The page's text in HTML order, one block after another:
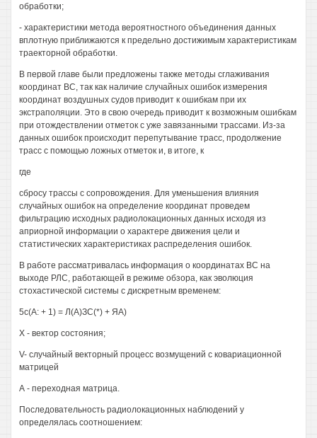
обработки;
- характеристики метода вероятностного объединения данных
вплотную приближаются к предельно достижимым характеристикам
траекторной обработки.
В первой главе были предложены также методы сглаживания
координат ВС, так как наличие случайных ошибок измерения
координат воздушных судов приводит к ошибкам при их
экстраполяции. Это в свою очередь приводит к возможным ошибкам
при отождествлении отметок с уже завязанными трассами. Из-за
данных ошибок происходит перепутывание трасс, продолжение
трасс с помощью ложных отметок и, в итоге, к
где
сбросу трассы с сопровождения. Для уменьшения влияния
случайных ошибок на определение координат проведем
фильтрацию исходных радиолокационных данных исходя из
априорной информации о характере движения цели и
статистических характеристиках распределения ошибок.
В работе рассматривалась информация о координатах ВС на
выходе РЛС, работающей в режиме обзора, как эволюция
стохастической системы с дискретным временем:
5с(А: + 1) = Л(А)ЗС(*) + ЯА)
X - вектор состояния;
V- случайный векторный процесс возмущений с ковариационной
матрицей
А - переходная матрица.
Последовательность радиолокационных наблюдений у
определялась соотношением: